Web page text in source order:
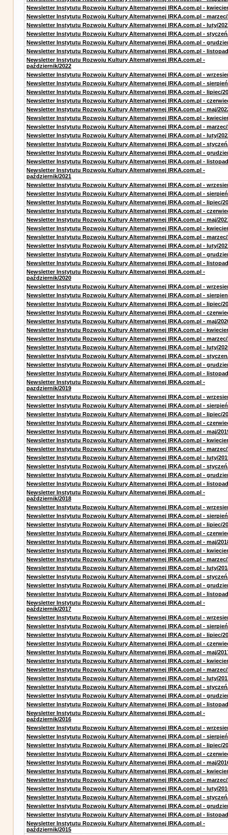
Newsletter Instytutu Rozwoju Kultury Alternatywnej IRKA.com.pl -
Newsletter Instytutu Rozwoju Kultury Alternatywnej IRKA.com.pl - marzec/
Newsletter Instytutu Rozwoju Kultury Alternatywnej IRKA.com.pl - luty/
Newsletter Instytutu Rozwoju Kultury Alternatywnej IRKA.com.pl -
Newsletter Instytutu Rozwoju Kultury Alternatywnej IRKA.com.pl -
Newsletter Instytutu Rozwoju Kultury Alternatywnej IRKA.com.pl -
Newsletter Instytutu Rozwoju Kultury Alternatywnej IRKA.com.pl -
październik/2022
Newsletter Instytutu Rozwoju Kultury Alternatywnej IRKA.com.pl -
Newsletter Instytutu Rozwoju Kultury Alternatywnej IRKA.com.pl -
Newsletter Instytutu Rozwoju Kultury Alternatywnej IRKA.com.pl - lipiec/
Newsletter Instytutu Rozwoju Kultury Alternatywnej IRKA.com.pl -
Newsletter Instytutu Rozwoju Kultury Alternatywnej IRKA.com.pl - maj/
Newsletter Instytutu Rozwoju Kultury Alternatywnej IRKA.com.pl -
Newsletter Instytutu Rozwoju Kultury Alternatywnej IRKA.com.pl - marzec/
Newsletter Instytutu Rozwoju Kultury Alternatywnej IRKA.com.pl - luty/
Newsletter Instytutu Rozwoju Kultury Alternatywnej IRKA.com.pl -
Newsletter Instytutu Rozwoju Kultury Alternatywnej IRKA.com.pl -
Newsletter Instytutu Rozwoju Kultury Alternatywnej IRKA.com.pl -
Newsletter Instytutu Rozwoju Kultury Alternatywnej IRKA.com.pl -
październik/2021
Newsletter Instytutu Rozwoju Kultury Alternatywnej IRKA.com.pl -
Newsletter Instytutu Rozwoju Kultury Alternatywnej IRKA.com.pl -
Newsletter Instytutu Rozwoju Kultury Alternatywnej IRKA.com.pl - lipiec/
Newsletter Instytutu Rozwoju Kultury Alternatywnej IRKA.com.pl -
Newsletter Instytutu Rozwoju Kultury Alternatywnej IRKA.com.pl - maj/
Newsletter Instytutu Rozwoju Kultury Alternatywnej IRKA.com.pl -
Newsletter Instytutu Rozwoju Kultury Alternatywnej IRKA.com.pl - marzec/
Newsletter Instytutu Rozwoju Kultury Alternatywnej IRKA.com.pl - luty/
Newsletter Instytutu Rozwoju Kultury Alternatywnej IRKA.com.pl -
Newsletter Instytutu Rozwoju Kultury Alternatywnej IRKA.com.pl -
Newsletter Instytutu Rozwoju Kultury Alternatywnej IRKA.com.pl -
październik/2020
Newsletter Instytutu Rozwoju Kultury Alternatywnej IRKA.com.pl -
Newsletter Instytutu Rozwoju Kultury Alternatywnej IRKA.com.pl -
Newsletter Instytutu Rozwoju Kultury Alternatywnej IRKA.com.pl - lipiec/
Newsletter Instytutu Rozwoju Kultury Alternatywnej IRKA.com.pl -
Newsletter Instytutu Rozwoju Kultury Alternatywnej IRKA.com.pl - maj/
Newsletter Instytutu Rozwoju Kultury Alternatywnej IRKA.com.pl -
Newsletter Instytutu Rozwoju Kultury Alternatywnej IRKA.com.pl - marzec/
Newsletter Instytutu Rozwoju Kultury Alternatywnej IRKA.com.pl - luty/
Newsletter Instytutu Rozwoju Kultury Alternatywnej IRKA.com.pl -
Newsletter Instytutu Rozwoju Kultury Alternatywnej IRKA.com.pl -
Newsletter Instytutu Rozwoju Kultury Alternatywnej IRKA.com.pl -
Newsletter Instytutu Rozwoju Kultury Alternatywnej IRKA.com.pl -
pazdziernik/2019
Newsletter Instytutu Rozwoju Kultury Alternatywnej IRKA.com.pl -
Newsletter Instytutu Rozwoju Kultury Alternatywnej IRKA.com.pl -
Newsletter Instytutu Rozwoju Kultury Alternatywnej IRKA.com.pl - lipiec/
Newsletter Instytutu Rozwoju Kultury Alternatywnej IRKA.com.pl -
Newsletter Instytutu Rozwoju Kultury Alternatywnej IRKA.com.pl - maj/
Newsletter Instytutu Rozwoju Kultury Alternatywnej IRKA.com.pl -
Newsletter Instytutu Rozwoju Kultury Alternatywnej IRKA.com.pl - marzec/
Newsletter Instytutu Rozwoju Kultury Alternatywnej IRKA.com.pl - luty/
Newsletter Instytutu Rozwoju Kultury Alternatywnej IRKA.com.pl -
Newsletter Instytutu Rozwoju Kultury Alternatywnej IRKA.com.pl -
Newsletter Instytutu Rozwoju Kultury Alternatywnej IRKA.com.pl -
Newsletter Instytutu Rozwoju Kultury Alternatywnej IRKA.com.pl -
październik/2018
Newsletter Instytutu Rozwoju Kultury Alternatywnej IRKA.com.pl -
Newsletter Instytutu Rozwoju Kultury Alternatywnej IRKA.com.pl -
Newsletter Instytutu Rozwoju Kultury Alternatywnej IRKA.com.pl - lipiec/
Newsletter Instytutu Rozwoju Kultury Alternatywnej IRKA.com.pl -
Newsletter Instytutu Rozwoju Kultury Alternatywnej IRKA.com.pl - maj/
Newsletter Instytutu Rozwoju Kultury Alternatywnej IRKA.com.pl -
Newsletter Instytutu Rozwoju Kultury Alternatywnej IRKA.com.pl - marzec/
Newsletter Instytutu Rozwoju Kultury Alternatywnej IRKA.com.pl - luty/
Newsletter Instytutu Rozwoju Kultury Alternatywnej IRKA.com.pl -
Newsletter Instytutu Rozwoju Kultury Alternatywnej IRKA.com.pl -
Newsletter Instytutu Rozwoju Kultury Alternatywnej IRKA.com.pl -
Newsletter Instytutu Rozwoju Kultury Alternatywnej IRKA.com.pl -
październik/2017
Newsletter Instytutu Rozwoju Kultury Alternatywnej IRKA.com.pl -
Newsletter Instytutu Rozwoju Kultury Alternatywnej IRKA.com.pl -
Newsletter Instytutu Rozwoju Kultury Alternatywnej IRKA.com.pl - lipiec/
Newsletter Instytutu Rozwoju Kultury Alternatywnej IRKA.com.pl -
Newsletter Instytutu Rozwoju Kultury Alternatywnej IRKA.com.pl - maj/
Newsletter Instytutu Rozwoju Kultury Alternatywnej IRKA.com.pl -
Newsletter Instytutu Rozwoju Kultury Alternatywnej IRKA.com.pl - marzec/
Newsletter Instytutu Rozwoju Kultury Alternatywnej IRKA.com.pl - luty/
Newsletter Instytutu Rozwoju Kultury Alternatywnej IRKA.com.pl -
Newsletter Instytutu Rozwoju Kultury Alternatywnej IRKA.com.pl -
Newsletter Instytutu Rozwoju Kultury Alternatywnej IRKA.com.pl -
Newsletter Instytutu Rozwoju Kultury Alternatywnej IRKA.com.pl -
październik/2016
Newsletter Instytutu Rozwoju Kultury Alternatywnej IRKA.com.pl -
Newsletter Instytutu Rozwoju Kultury Alternatywnej IRKA.com.pl -
Newsletter Instytutu Rozwoju Kultury Alternatywnej IRKA.com.pl - lipiec/
Newsletter Instytutu Rozwoju Kultury Alternatywnej IRKA.com.pl -
Newsletter Instytutu Rozwoju Kultury Alternatywnej IRKA.com.pl - maj/
Newsletter Instytutu Rozwoju Kultury Alternatywnej IRKA.com.pl -
Newsletter Instytutu Rozwoju Kultury Alternatywnej IRKA.com.pl - marzec/
Newsletter Instytutu Rozwoju Kultury Alternatywnej IRKA.com.pl - luty/
Newsletter Instytutu Rozwoju Kultury Alternatywnej IRKA.com.pl -
Newsletter Instytutu Rozwoju Kultury Alternatywnej IRKA.com.pl -
Newsletter Instytutu Rozwoju Kultury Alternatywnej IRKA.com.pl -
Newsletter Instytutu Rozwoju Kultury Alternatywnej IRKA.com.pl -
październik/2015